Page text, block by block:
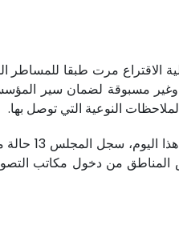
الإنسان في تقريره الأولي لملاحظة الانتخابات التشريعية والجهوية والمحلية ليوم 8
مسبوقة لضمان سير
وبالأرقام، قام المجلس بتغطية
معتمدة منع ملاحظوها في بعض المناطق من